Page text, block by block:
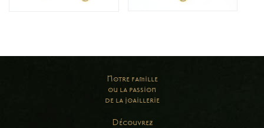
Notre famille
ou la passion
de la joaillerie
Découvrez